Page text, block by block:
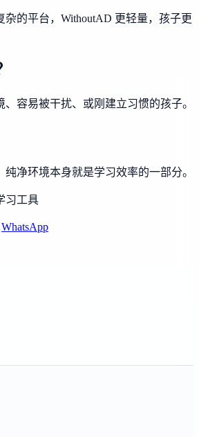
的平台，WithoutAD 更轻量，孩子更
容易被干扰、或刚建立习惯的孩子。
净环境本身就是学习效率的一部分。
习工具
WhatsApp